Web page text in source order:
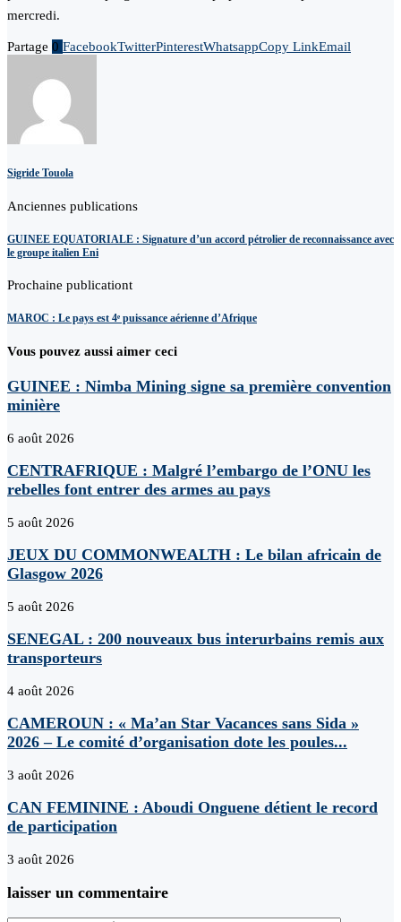
mercredi.
Partage 0 FacebookTwitterPinterestWhatsappCopy LinkEmail
Sigride Touola
Anciennes publications
GUINEE EQUATORIALE : Signature d’un accord pétrolier de reconnaissance avec
le groupe italien Eni
Prochaine publicationt
MAROC : Le pays est 4ᵉ puissance aérienne d’Afrique
Vous pouvez aussi aimer ceci
GUINEE : Nimba Mining signe sa première convention
minière
6 août 2026
CENTRAFRIQUE : Malgré l’embargo de l’ONU les
rebelles font entrer des armes au pays
5 août 2026
JEUX DU COMMONWEALTH : Le bilan africain de
Glasgow 2026
5 août 2026
SENEGAL : 200 nouveaux bus interurbains remis aux
transporteurs
4 août 2026
CAMEROUN : « Ma’an Star Vacances sans Sida »
2026 – Le comité d’organisation dote les poules...
3 août 2026
CAN FEMININE : Aboudi Onguene détient le record
de participation
3 août 2026
laisser un commentaire